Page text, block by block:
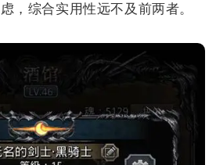
，综合实用性远不及前两者。